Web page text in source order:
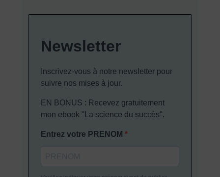
Newsletter
Inscrivez-vous à notre newsletter pour
suivre nos mises à jour.
EN BONUS : Recevez gratuitement
mon ebook "La science du succès".
Entrez votre PRENOM